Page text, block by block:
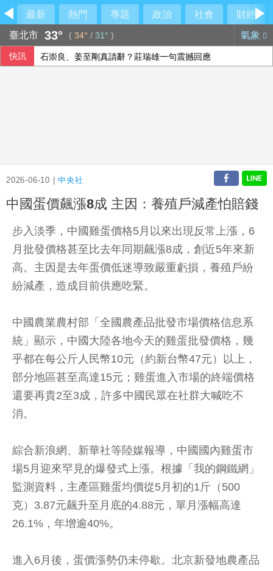
最新 熱門 專題 政治 社會
財經
臺北市 33° ( 34° / 31° ) 氣象
快訊 石崇良、姜至剛真請辭？莊瑞雄一句震撼回應
2026-06-10 |中央社
中國蛋價飆漲8成 主因：養殖戶減產怕賠錢
步入淡季，中國雞蛋價格5月以來出現反常上漲，6
月批發價格甚至比去年同期飆漲8成，創近5年來新
高。主因是去年蛋價低迷導致嚴重虧損，養殖戶紛
紛減產，造成目前供應吃緊。
中國農業農村部「全國農產品批發市場價格信息系
統」顯示，中國大陸各地今天的雞蛋批發價格，幾
乎都在每公斤人民幣10元（約新台幣47元）以上，
部分地區甚至高達15元；雞蛋進入市場的終端價格
還要再貴2至3成，許多中國民眾在社群大喊吃不
消。
綜合新浪網、新華社等陸媒報導，中國國內雞蛋市
場5月迎來罕見的爆發式上漲。根據「我的鋼鐵網」
監測資料，主產區雞蛋均價從5月初的1斤（500
克）3.87元飆升至月底的4.88元，單月漲幅高達
26.1%，年增逾40%。
進入6月後，蛋價漲勢仍未停歇。北京新發地農產品